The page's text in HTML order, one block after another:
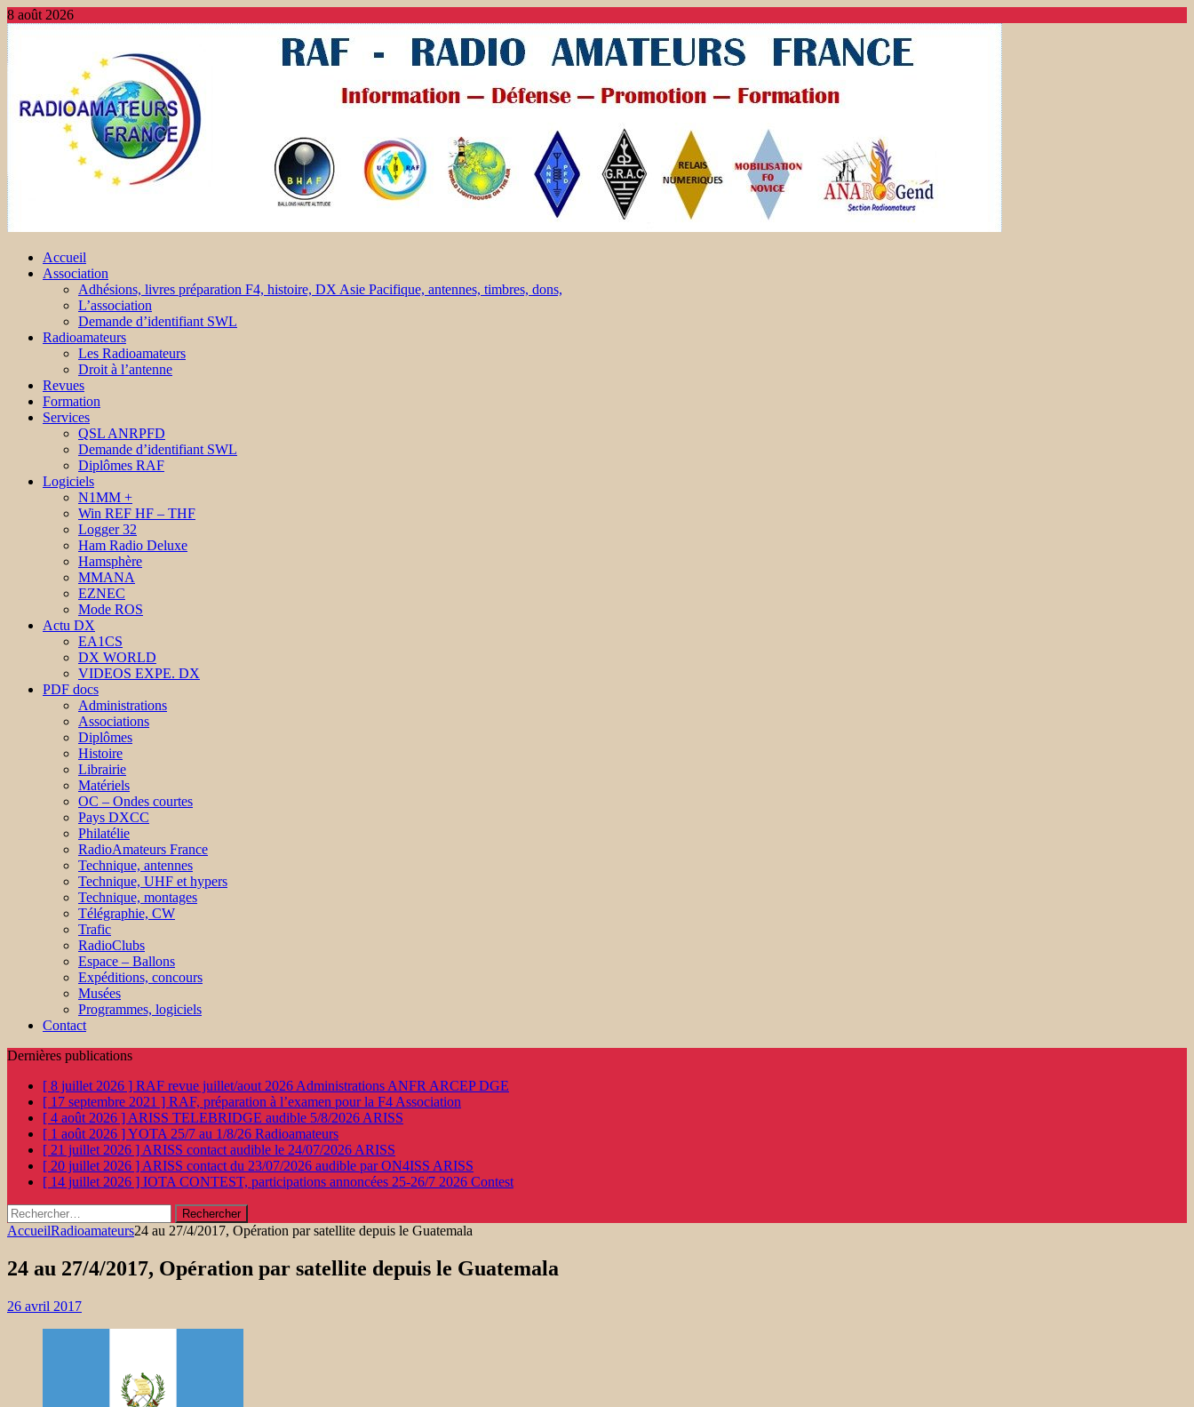
8 août 2026
Accueil
Association
Adhésions, livres préparation F4, histoire, DX Asie Pacifique, antennes, timbres, dons,
L’association
Demande d’identifiant SWL
Radioamateurs
Les Radioamateurs
Droit à l’antenne
Revues
Formation
Services
QSL ANRPFD
Demande d’identifiant SWL
Diplômes RAF
Logiciels
N1MM +
Win REF HF – THF
Logger 32
Ham Radio Deluxe
Hamsphère
MMANA
EZNEC
Mode ROS
Actu DX
EA1CS
DX WORLD
VIDEOS EXPE. DX
PDF docs
Administrations
Associations
Diplômes
Histoire
Librairie
Matériels
OC – Ondes courtes
Pays DXCC
Philatélie
RadioAmateurs France
Technique, antennes
Technique, UHF et hypers
Technique, montages
Télégraphie, CW
Trafic
RadioClubs
Espace – Ballons
Expéditions, concours
Musées
Programmes, logiciels
Contact
Dernières publications
[ 8 juillet 2026 ] RAF revue juillet/aout 2026 Administrations ANFR ARCEP DGE
[ 17 septembre 2021 ] RAF, préparation à l’examen pour la F4 Association
[ 4 août 2026 ] ARISS TELEBRIDGE audible 5/8/2026 ARISS
[ 1 août 2026 ]YOTA 25/7 au 1/8/26 Radioamateurs
[ 21 juillet 2026 ] ARISS contact audible le 24/07/2026 ARISS
[ 20 juillet 2026 ] ARISS contact du 23/07/2026 audible par ON4ISS ARISS
[ 14 juillet 2026 ] IOTA CONTEST, participations annoncées 25-26/7 2026 Contest
Rechercher :
AccueilRadioamateurs24 au 27/4/2017, Opération par satellite depuis le Guatemala
24 au 27/4/2017, Opération par satellite depuis le Guatemala
26 avril 2017